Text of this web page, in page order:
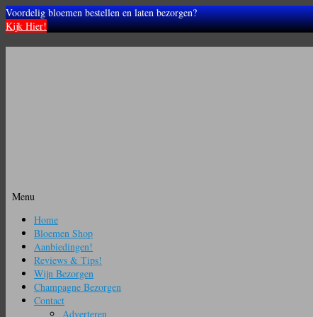
Voordelig bloemen bestellen en laten bezorgen?
Kijk Hier!
Menu
inhoud
Home
Bloemen Shop
Aanbiedingen!
Reviews & Tips!
Wijn Bezorgen
Champagne Bezorgen
Contact
Adverteren